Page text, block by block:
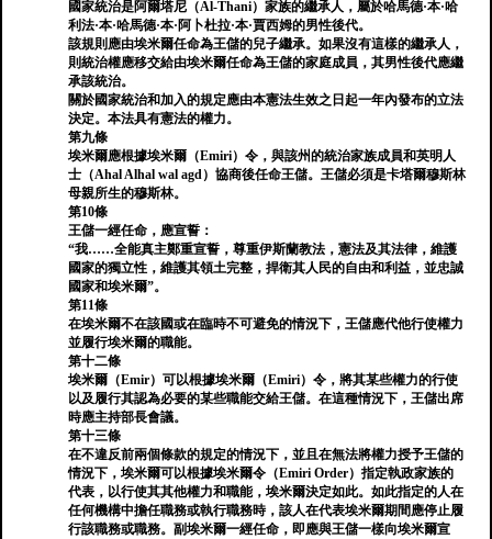
國家統治是阿爾塔尼（Al-Thani）家族的繼承人，屬於哈馬德·本·哈
利法·本·哈馬德·本·阿卜杜拉·本·賈西姆的男性後代。
該規則應由埃米爾任命為王儲的兒子繼承。如果沒有這樣的繼承人，
則統治權應移交給由埃米爾任命為王儲的家庭成員，其男性後代應繼
承該統治。
關於國家統治和加入的規定應由本憲法生效之日起一年內發布的立法
決定。本法具有憲法的權力。
第九條
埃米爾應根據埃米爾（Emiri）令，與該州的統治家族成員和英明人
士（Ahal Alhal wal agd）協商後任命王儲。王儲必須是卡塔爾穆斯林
母親所生的穆斯林。
第10條
王儲一經任命，應宣誓：
“我……全能真主鄭重宣誓，尊重伊斯蘭教法，憲法及其法律，維護
國家的獨立性，維護其領土完整，捍衛其人民的自由和利益，並忠誠
國家和埃米爾”。
第11條
在埃米爾不在該國或在臨時不可避免的情況下，王儲應代他行使權力
並履行埃米爾的職能。
第十二條
埃米爾（Emir）可以根據埃米爾（Emiri）令，將其某些權力的行使
以及履行其認為必要的某些職能交給王儲。在這種情況下，王儲出席
時應主持部長會議。
第十三條
在不違反前兩個條款的規定的情況下，並且在無法將權力授予王儲的
情況下，埃米爾可以根據埃米爾令（Emiri Order）指定執政家族的
代表，以行使其其他權力和職能，埃米爾決定如此。如此指定的人在
任何機構中擔任職務或執行職務時，該人在代表埃米爾期間應停止履
行該職務或職務。副埃米爾一經任命，即應與王儲一樣向埃米爾宣